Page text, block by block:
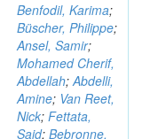
Benfodil, Karima;
Büscher, Philippe;
Ansel, Samir;
Mohamed Cherif,
Abdellah;Abdelli,
Amine; Van Reet,
Nick; Fettata,
Said; Bebronne,